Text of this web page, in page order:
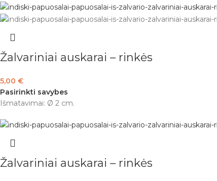
Žalvariniai auskarai – rinkės
5,00 €
Pasirinkti savybes
Išmatavimai: Ø 2 cm.
Žalvariniai auskarai – rinkės